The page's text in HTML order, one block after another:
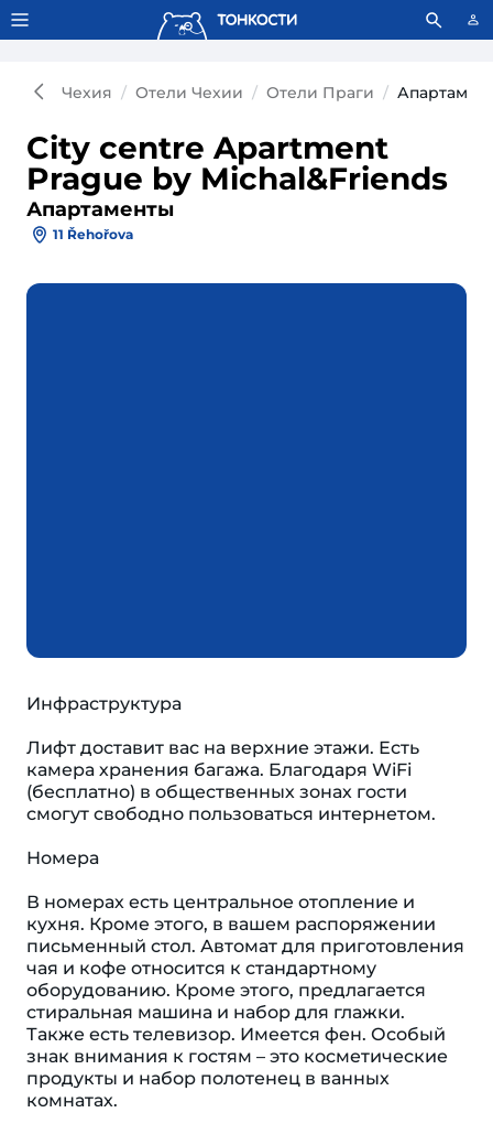
Тонкости используют сookie-файлы. Что это значит?
Чехия Отели Чехии Отели Праги
City centre Apartment
Prague by Michal&Friends
Апартаменты
11 Řehořova
Инфраструктура
Лифт доставит вас на верхние этажи. Есть
камера хранения багажа. Благодаря WiFi
(бесплатно) в общественных зонах гости
смогут свободно пользоваться интернетом.
Номера
В номерах есть центральное отопление и
кухня. Кроме этого, в вашем распоряжении
письменный стол. Автомат для приготовления
чая и кофе относится к стандартному
оборудованию. Кроме этого, предлагается
стиральная машина и набор для глажки.
Также есть телевизор. Имеется фен. Особый
знак внимания к гостям – это косметические
продукты и набор полотенец в ванных
комнатах.